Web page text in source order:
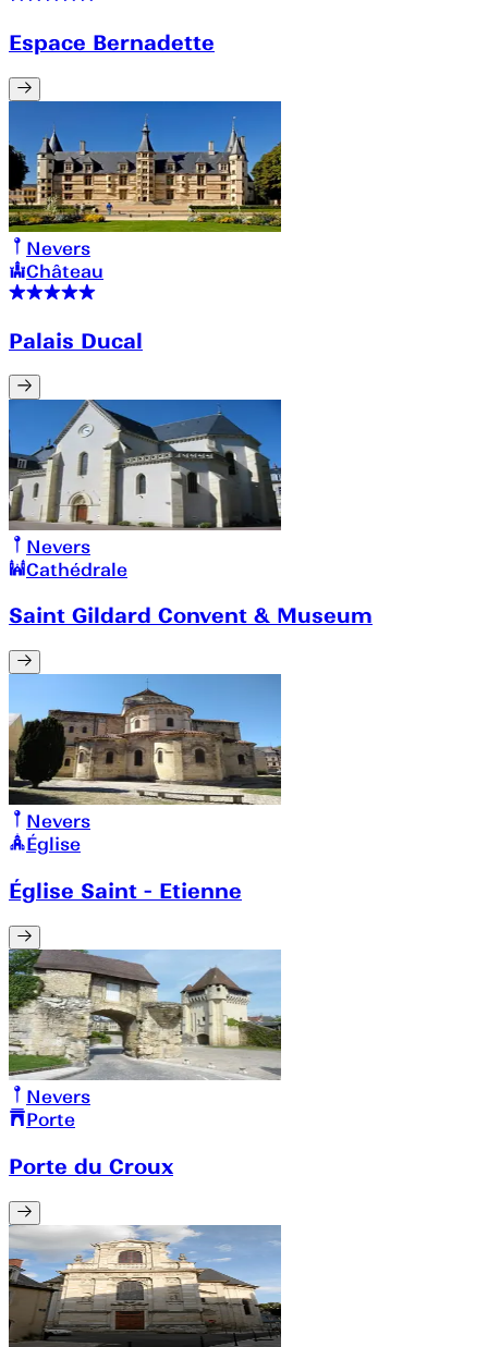
Espace Bernadette
Nevers
Château
Palais Ducal
Nevers
Cathédrale
Saint Gildard Convent & Museum
Nevers
Église
Église Saint - Etienne
Nevers
Porte
Porte du Croux